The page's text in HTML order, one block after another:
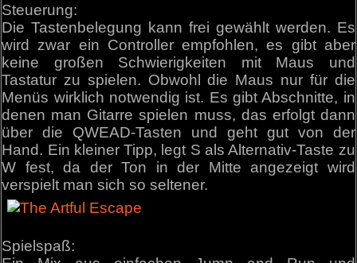
Steuerung:
Die Tastenbelegung kann frei gewählt werden. Es
wird zwar ein Controller empfohlen, es gibt aber
keine großen Schwierigkeiten mit Maus und
Tastatur zu spielen. Obwohl die Maus nur für die
Menüs wirklich notwendig ist. Es gibt Abschnitte, in
denen man Gitarre spielen muss, das erfolgt dann
über die QWEAD-Tasten und geht gut von der
Hand. Ein kleiner Tipp, legt S als Alternativ-Taste zu
W fest, da der Ton in der Mitte angezeigt wird
verspielt man sich so seltener.
Spielspaß: